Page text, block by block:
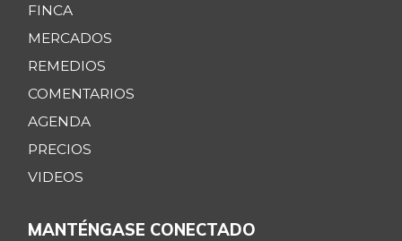
FINCA
MERCADOS
REMEDIOS
COMENTARIOS
AGENDA
PRECIOS
VIDEOS
MANTÉNGASE CONECTADO